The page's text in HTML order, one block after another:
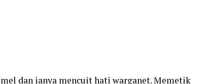
dan ianya mencuit hati warganet. Memetik